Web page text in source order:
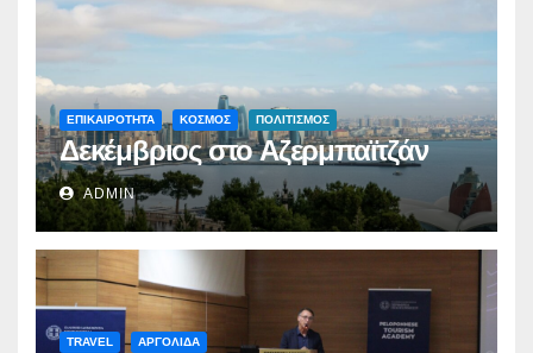
ΕΠΙΚΑΙΡΟΤΗΤΑ ΚΟΣΜΟΣ ΠΟΛΙΤΙΣΜΟΣ
Δεκέμβριος στο Αζερμπαϊτζάν
ADMIN
TRAVEL ΑΡΓΟΛΙΔΑ